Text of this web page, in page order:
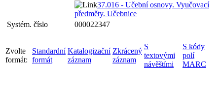
37.016 - Učební osnovy. Vyučovací
předměty. Učebnice
Systém. číslo
000022347
Zvolte
formát:
Standardní
formát
Katalogizační
záznam
Zkrácený
záznam
S
textovými
návěštími
S kódy
polí
MARC